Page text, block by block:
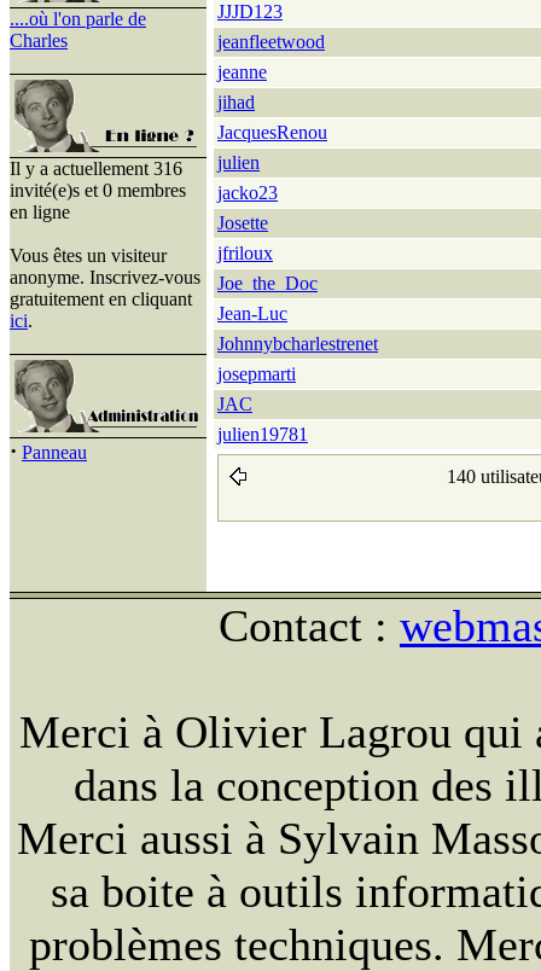
....où l'on parle de
Charles
Il y a actuellement 316
invité(e)s et 0 membres
en ligne
Vous êtes un visiteur
anonyme. Inscrivez-vous
gratuitement en cliquant
ici.
· Panneau
JJJD123
jeanfleetwood
jeanne
jihad
JacquesRenou
julien
jacko23
Josette
jfriloux
Joe_the_Doc
Jean-Luc
Johnnybcharlestrenet
josepmarti
JAC
julien19781
140
Contact :
Merci à Olivier Lagrou qui
dans la conception des
Merci aussi à Sylvain
sa boite à outils
problèmes techniques.